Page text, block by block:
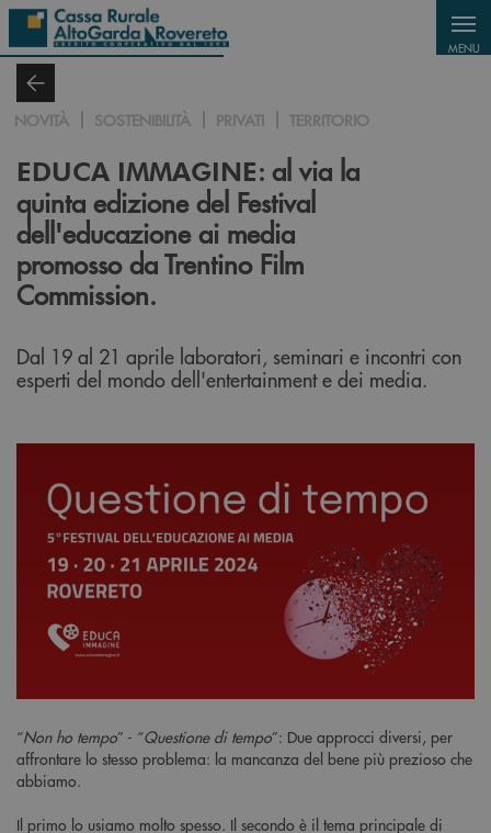
Salta al contenuto principale
MENU
NOVITÀ SOSTENIBILITÀ PRIVATI TERRITORIO
EDUCA IMMAGINE: al via la
quinta edizione del Festival
dell'educazione ai media
promosso da Trentino Film
Commission.
Dal 19 al 21 aprile laboratori, seminari e incontri con
esperti del mondo dell'entertainment e dei media.
“Non ho tempo” - “Questione di tempo”: Due approcci diversi, per
affrontare lo stesso problema: la mancanza del bene più prezioso che
abbiamo.
Il primo lo usiamo molto spesso. Il secondo è il tema principale di